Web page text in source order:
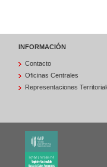
INFORMACIÓN
Contacto
Oficinas Centrales
Representaciones